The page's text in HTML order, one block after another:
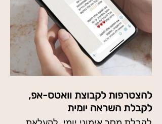
להצטרפות לקבוצת וואטס-אפ,
לקבלת השראה יומית